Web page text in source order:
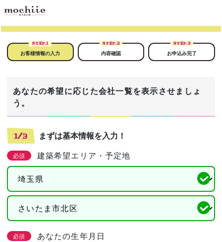
STEP.1
お客様情報の入力
STEP.2
内容確認
STEP.3
お申込み完了
あなたの希望に応じた会社一覧を表示させましょ
う。
1/3 まずは基本情報を入力！
必須 建築希望エリア・予定地
必須 あなたの生年月日